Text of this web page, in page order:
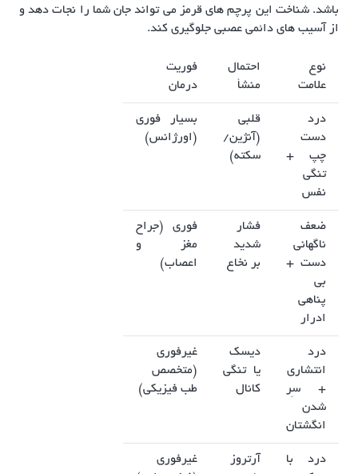
باشد. شناخت این پرچم های قرمز می تواند جان شما را نجات دهد و
از آسیب های دائمی عصبی جلوگیری کند.
نوع
علامت
احتمال
منشأ
فوریت
درمان
درد
دست
چپ +
تنگی
نفس
قلبی
(آنژین/
سکته)
بسیار فوری
(اورژانس)
ضعف
ناگهانی
دست +
بی
پناهی
ادرار
فشار
شدید
بر نخاع
فوری (جراح
مغز و
اعصاب)
درد
انتشاری
+ سِر
شدن
انگشتان
دیسک
یا تنگی
کانال
غیرفوری
(متخصص
طب فیزیکی)
درد با
آرتروز
غیرفوری